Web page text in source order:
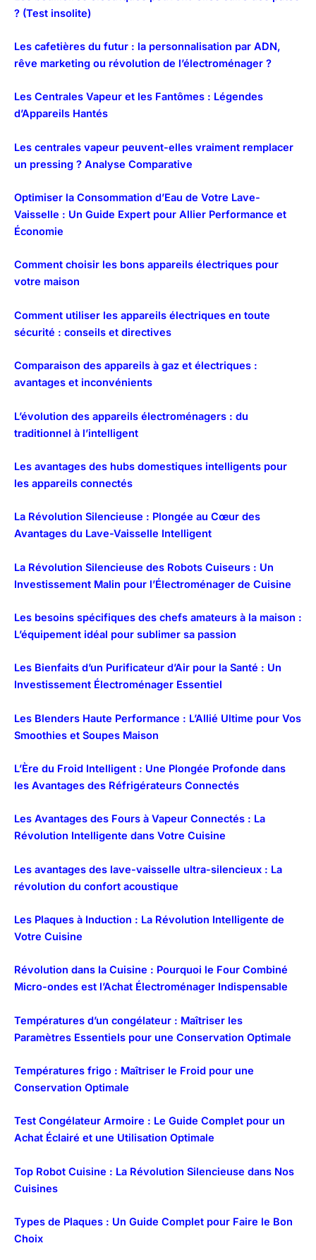
? (Test insolite)
Les cafetières du futur : la personnalisation par ADN,
rêve marketing ou révolution de l’électroménager ?
Les Centrales Vapeur et les Fantômes : Légendes
d’Appareils Hantés
Les centrales vapeur peuvent-elles vraiment remplacer
un pressing ? Analyse Comparative
Optimiser la Consommation d’Eau de Votre Lave-
Vaisselle : Un Guide Expert pour Allier Performance et
Économie
Comment choisir les bons appareils électriques pour
votre maison
Comment utiliser les appareils électriques en toute
sécurité : conseils et directives
Comparaison des appareils à gaz et électriques :
avantages et inconvénients
L’évolution des appareils électroménagers : du
traditionnel à l’intelligent
Les avantages des hubs domestiques intelligents pour
les appareils connectés
La Révolution Silencieuse : Plongée au Cœur des
Avantages du Lave-Vaisselle Intelligent
La Révolution Silencieuse des Robots Cuiseurs : Un
Investissement Malin pour l’Électroménager de Cuisine
Les besoins spécifiques des chefs amateurs à la maison :
L’équipement idéal pour sublimer sa passion
Les Bienfaits d’un Purificateur d’Air pour la Santé : Un
Investissement Électroménager Essentiel
Les Blenders Haute Performance : L’Allié Ultime pour Vos
Smoothies et Soupes Maison
L’Ère du Froid Intelligent : Une Plongée Profonde dans
les Avantages des Réfrigérateurs Connectés
Les Avantages des Fours à Vapeur Connectés : La
Révolution Intelligente dans Votre Cuisine
Les avantages des lave-vaisselle ultra-silencieux : La
révolution du confort acoustique
Les Plaques à Induction : La Révolution Intelligente de
Votre Cuisine
Révolution dans la Cuisine : Pourquoi le Four Combiné
Micro-ondes est l’Achat Électroménager Indispensable
Températures d’un congélateur : Maîtriser les
Paramètres Essentiels pour une Conservation Optimale
Températures frigo : Maîtriser le Froid pour une
Conservation Optimale
Test Congélateur Armoire : Le Guide Complet pour un
Achat Éclairé et une Utilisation Optimale
Top Robot Cuisine : La Révolution Silencieuse dans Nos
Cuisines
Types de Plaques : Un Guide Complet pour Faire le Bon
Choix